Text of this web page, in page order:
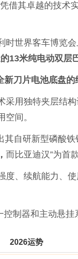
借其卓越的技
时世界客车博览
13米纯电动双层
刀片电池底盘的
采用独特夹层结
间。
自研新型磷酸铁
而比亚迪汉”为首
度、续航能力、
制器和主动悬
2026运势